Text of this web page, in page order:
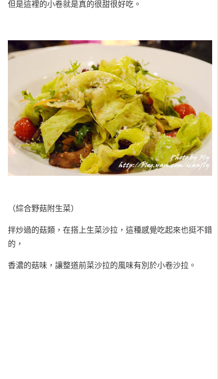
但是這裡的小卷就是真的很甜很好吃。
（綜合野菇附生菜）
拌炒過的菇類，在搭上生菜沙拉，這種感覺吃起來也挺不錯
的，
香濃的菇味，讓整道前菜沙拉的風味有別於小卷沙拉。